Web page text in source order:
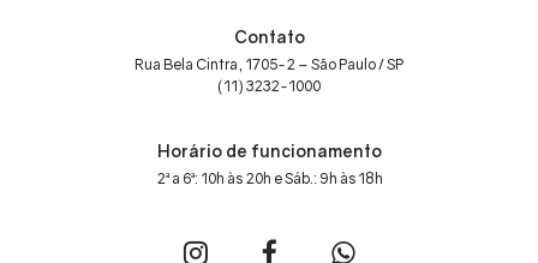
Contato
Rua Bela Cintra, 1705-2 – São Paulo / SP
(11) 3232-1000
Horário de funcionamento
2ª a 6ª: 10h às 20h e Sáb.: 9h às 18h